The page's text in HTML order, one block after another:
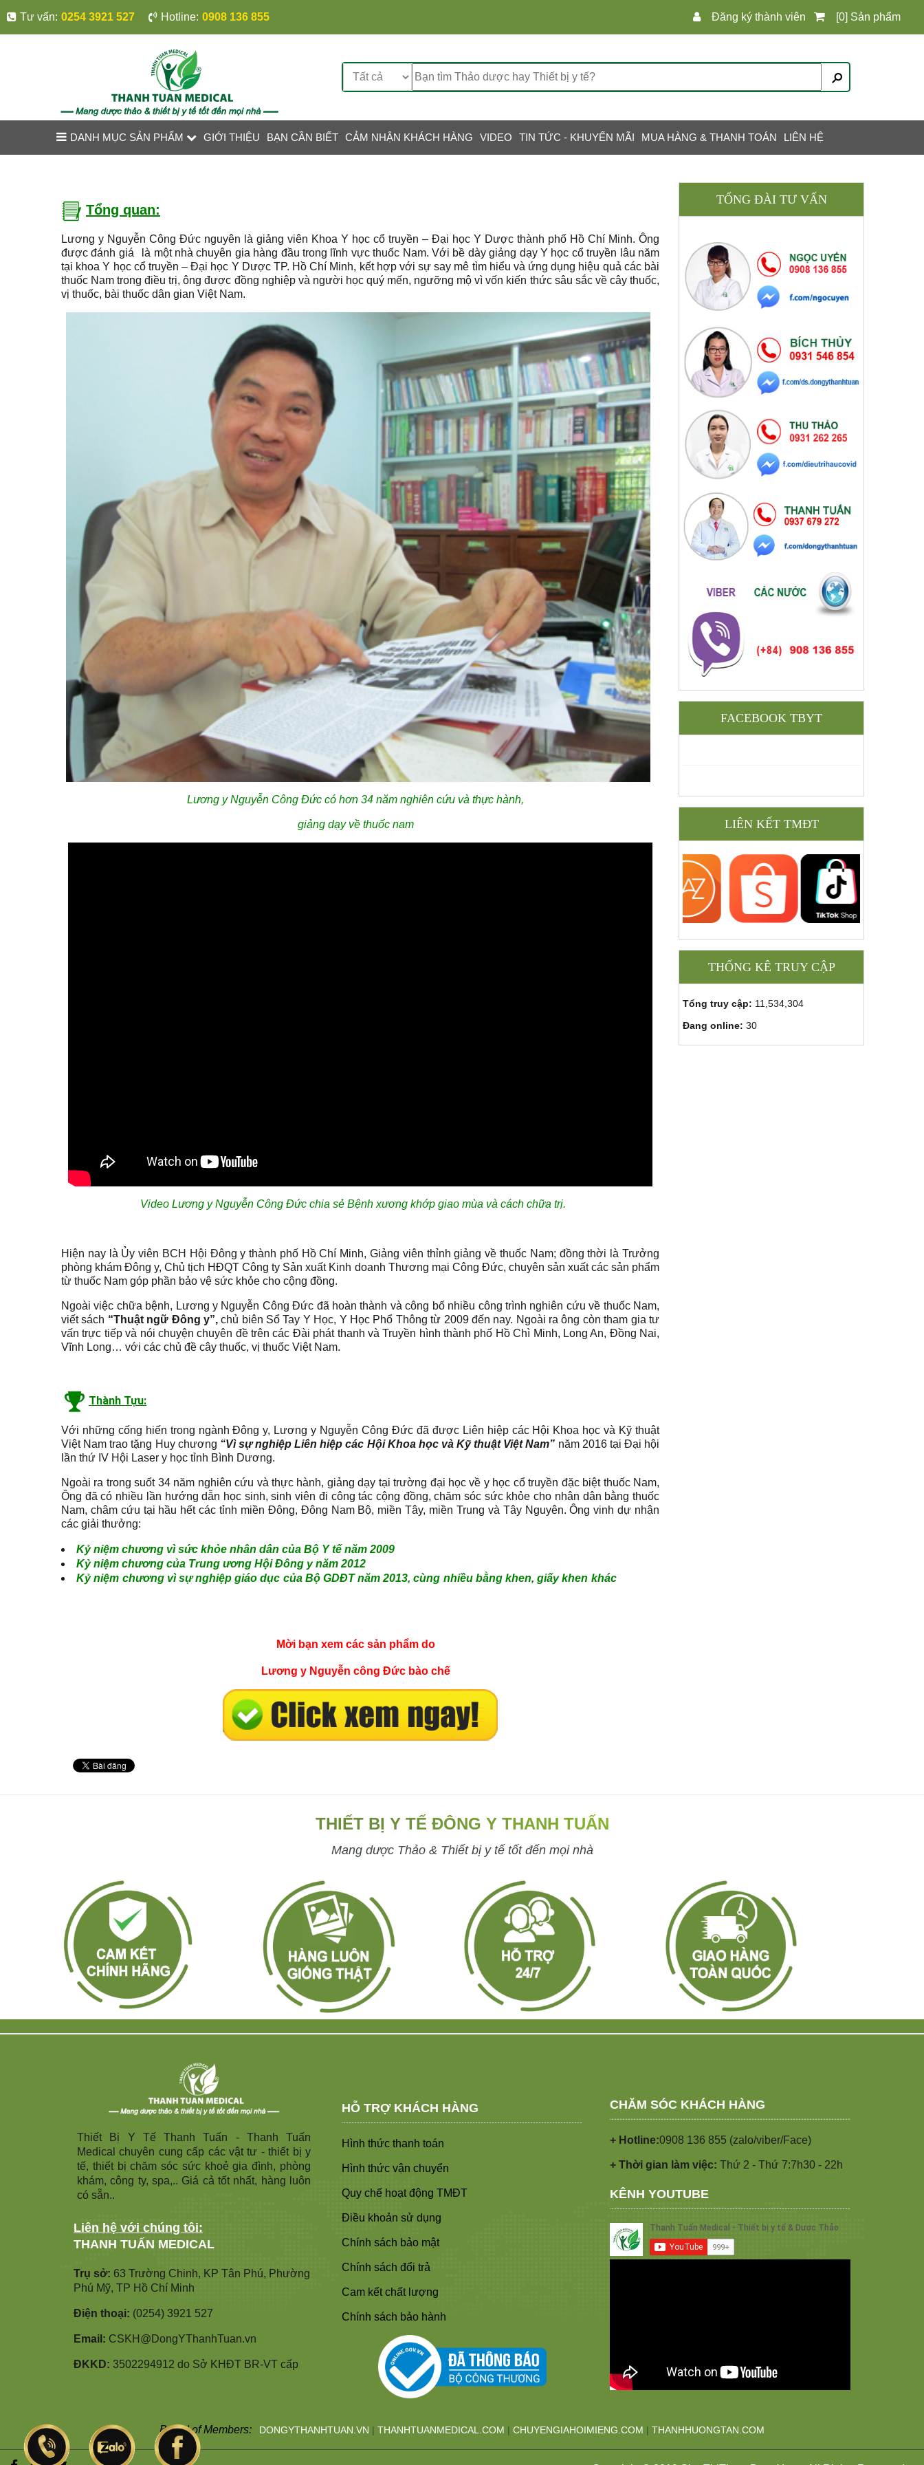
Tư vấn: 0254 3921 527 Hotline: 0908 136 855 Đăng ký thành viên [0] Sản phẩm
DANH MỤC SẢN PHẨM GIỚI THIỆU BẠN CẦN BIẾT CẢM NHẬN KHÁCH HÀNG VIDEO TIN TỨC - KHUYẾN MÃI MUA HÀNG & THANH TOÁN LIÊN HỆ
Tổng quan:
Lương y Nguyễn Công Đức nguyên là giảng viên Khoa Y học cổ truyền – Đại học Y Dược thành phố Hồ Chí Minh. Ông
được đánh giá
là một nhà chuyên gia hàng đầu trong lĩnh vực thuốc Nam. Với bề dày giảng dạy Y học cổ truyền lâu năm
tại khoa Y học cổ truyền – Đại học Y Dược TP. Hồ Chí Minh, kết hợp với sự say mê tìm hiểu và ứng dụng hiệu quả các bài
thuốc Nam trong điều trị, ông được đồng nghiệp và người học quý mến, ngưỡng mộ vì vốn kiến thức sâu sắc về cây thuốc,
vị thuốc, bài thuốc dân gian Việt Nam.
Lương y Nguyễn Công Đức có hơn 34 năm nghiên cứu và thực hành,
giảng dạy về thuốc nam
Video Lương y Nguyễn Công Đức chia sẻ Bệnh xương khớp giao mùa và cách chữa trị.
Hiện nay là Ủy viên BCH Hội Đông y thành phố Hồ Chí Minh, Giảng viên thỉnh giảng về thuốc Nam; đồng thời là Trưởng
phòng khám Đông y, Chủ tịch HĐQT Công ty Sản xuất Kinh doanh Thương mại Công Đức, chuyên sản xuất các sản phẩm
từ thuốc Nam góp phần bảo vệ sức khỏe cho cộng đồng.
Ngoài việc chữa bệnh, Lương y Nguyễn Công Đức đã hoàn thành và công bố nhiều công trình nghiên cứu về thuốc Nam,
viết sách “Thuật ngữ Đông y”,chủ biên Sổ Tay Y Học, Y Học Phổ Thông từ 2009 đến nay. Ngoài ra ông còn tham gia tư
vấn trực tiếp và nói chuyện chuyên đề trên các Đài phát thanh và Truyền hình thành phố Hồ Chì Minh, Long An, Đồng Nai,
Vĩnh Long… với các chủ đề cây thuốc, vị thuốc Việt Nam.
Thành Tựu:
Với những cống hiến trong ngành Đông y, Lương y Nguyễn Công Đức đã được Liên hiệp các Hội Khoa học và Kỹ thuật
Việt Nam trao tặng Huy chương “Vì sự nghiệp Liên hiệp các Hội Khoa học và Kỹ thuật Việt Nam” năm 2016 tại Đại hội
lần thứ IV Hội Laser y học tỉnh Bình Dương.
Ngoài ra trong suốt 34 năm nghiên cứu và thực hành, giảng dạy tại trường đại học về y học cổ truyền đặc biệt thuốc Nam,
Ông đã có nhiều lần hướng dẫn học sinh, sinh viên đi công tác cộng đồng, chăm sóc sức khỏe cho nhân dân bằng thuốc
Nam, châm cứu tại hầu hết các tỉnh miền Đông, Đông Nam Bộ, miền Tây, miền Trung và Tây Nguyên. Ông vinh dự nhận
các giải thưởng:
Kỷ niệm chương vì sức khỏe nhân dân của Bộ Y tế năm 2009
Kỷ niệm chương của Trung ương Hội Đông y năm 2012
Kỷ niệm chương vì sự nghiệp giáo dục của Bộ GDĐT năm 2013, cùng nhiều bằng khen, giấy khen khác
Mời bạn xem các sản phẩm do
Lương y Nguyễn công Đức bào chế
TỔNG ĐÀI TƯ VẤN
FACEBOOK TBYT
LIÊN KẾT TMĐT
THỐNG KÊ TRUY CẬP
Tổng truy cập: 11,534,304
Đang online: 30
THIẾT BỊ Y TẾ ĐÔNG Y THANH TUẤN
Mang dược Thảo & Thiết bị y tế tốt đến mọi nhà
Thiết Bị Y Tế Thanh Tuấn - Thanh Tuấn
Medical chuyên cung cấp các vật tư - thiết bị y
tế, thiết bị chăm sóc sức khoẻ gia đình, phòng
khám, công ty, spa,.. Giá cả tốt nhất, hàng luôn
có sẵn..
Liên hệ với chúng tôi:
THANH TUẤN MEDICAL
Trụ sở: 63 Trường Chinh, KP Tân Phú, Phường
Phú Mỹ, TP Hồ Chí Minh
Điện thoại: (0254) 3921 527
Email: CSKH@DongYThanhTuan.vn
ĐKKD: 3502294912 do Sở KHĐT BR-VT cấp
HỖ TRỢ KHÁCH HÀNG
Hình thức thanh toán
Hình thức vận chuyển
Quy chế hoạt động TMĐT
Điều khoản sử dụng
Chính sách bảo mật
Chính sách đổi trả
Cam kết chất lượng
Chính sách bảo hành
CHĂM SÓC KHÁCH HÀNG
+ Hotline:0908 136 855 (zalo/viber/Face)
+ Thời gian làm việc: Thứ 2 - Thứ 7:7h30 - 22h
KÊNH YOUTUBE
Brand of Members: DONGYTHANHTUAN.VN | THANHTUANMEDICAL.COM | CHUYENGIAHOIMIENG.COM | THANHHUONGTAN.COM